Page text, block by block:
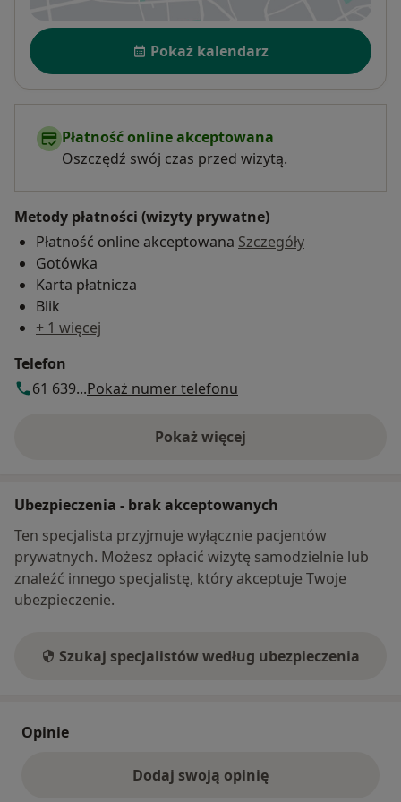
Dostępność
Pokaż kalendarz
Płatność online akceptowana
Oszczędź swój czas przed wizytą.
Metody płatności (wizyty prywatne)
Płatność online akceptowana Szczegóły
Gotówka
Karta płatnicza
Blik
+ 1 więcej
Telefon
61 639...Pokaż numer telefonu
Pokaż więcej
o adresie
Ubezpieczenia - brak akceptowanych
Ten specjalista przyjmuje wyłącznie pacjentów
prywatnych. Możesz opłacić wizytę samodzielnie lub
znaleźć innego specjalistę, który akceptuje Twoje
ubezpieczenie.
Szukaj specjalistów według ubezpieczenia
Opinie
Dodaj swoją opinię